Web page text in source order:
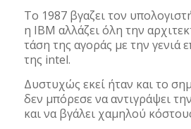
To 1987 βγαζει τον
η IBM αλλάζει όλη την
τάση της αγοράς με την γενιά
της intel.
Δυστυχώς εκεί ήταν και το
δεν μπόρεσε να αντιγράψει
και να βγάλει χαμηλού